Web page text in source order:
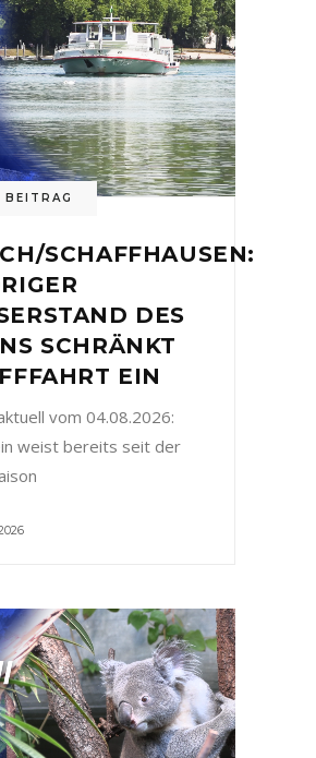
BEITRAG
SCHAFFHAUSEN:
DES
SCHRÄNKT
EIN
vom 04.08.2026:
weist bereits seit der